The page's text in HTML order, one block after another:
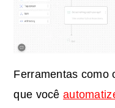
Ferramentas como
que você